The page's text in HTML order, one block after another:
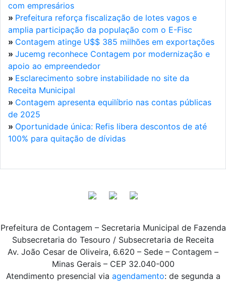
com empresários
» Prefeitura reforça fiscalização de lotes vagos e
amplia participação da população com o E-Fisc
» Contagem atinge U$$ 385 milhões em exportações
» Jucemg reconhece Contagem por modernização e
apoio ao empreendedor
» Esclarecimento sobre instabilidade no site da
Receita Municipal
» Contagem apresenta equilíbrio nas contas públicas
de 2025
» Oportunidade única: Refis libera descontos de até
100% para quitação de dívidas
Prefeitura de Contagem – Secretaria Municipal de Fazenda
Subsecretaria do Tesouro / Subsecretaria de Receita
Av. João Cesar de Oliveira, 6.620 – Sede – Contagem –
Minas Gerais – CEP 32.040-000
Atendimento presencial via agendamento: de segunda a